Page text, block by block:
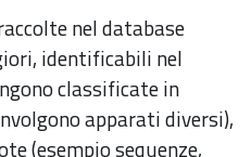
nel database
identificabili nel
classificate in
apparati diversi),
(esempio sequenze,